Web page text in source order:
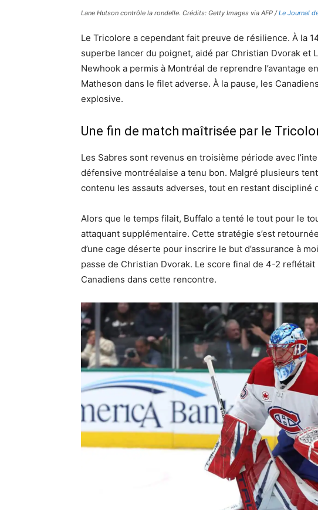
Lane Hutson contrôle la rondelle. Crédits: Getty Images via AFP /Le Journal
Le Tricolore a cependant fait preuve de résilience. À la
superbe lancer du poignet, aidé par Christian Dvorak et
Newhook a permis à Montréal de reprendre l’avantage
Matheson dans le filet adverse. À la pause, les
explosive.
Une fin de match maîtrisée par le
Les Sabres sont revenus en troisième période avec
défensive montréalaise a tenu bon. Malgré plusieurs
contenu les assauts adverses, tout en restant discipliné
Alors que le temps filait, Buffalo a tenté le tout pour le
attaquant supplémentaire. Cette stratégie s’est
d’une cage déserte pour inscrire le but d’assurance à
passe de Christian Dvorak. Le score final de 4-2
Canadiens dans cette rencontre.